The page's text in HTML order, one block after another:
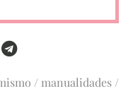
/ manualidades /